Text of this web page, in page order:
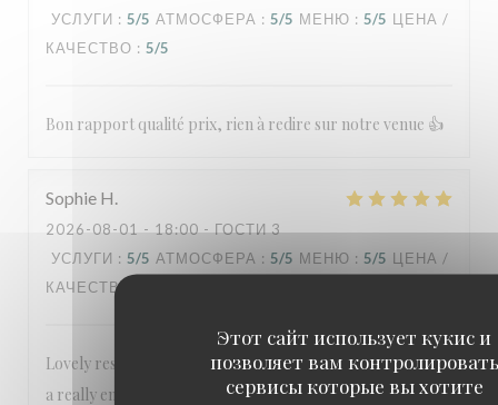
Этот сайт использует кукис и
позволяет вам контролировать
сервисы которые вы хотите
УСЛУГИ : 5/5 АТМОСФЕРА : 5/5 МЕНЮ : 5/5 ЦЕНА /
КАЧЕСТВО : 5/5
Bon rapport qualité prix, rien à redire sur notre venue 👍
Sophie H
2026-08-01 - 18:00 - ГОСТИ 3
УСЛУГИ : 5/5 АТМОСФЕРА : 5/5 МЕНЮ : 5/5 ЦЕНА /
КАЧЕСТВО
Lovely restaurant, great food and reasonably priced. Had
a really enjoyable meal. Special thanks to Evan for